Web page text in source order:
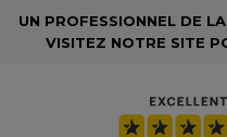
UN PROFESSIONNEL DE
VISITEZ NOTRE SITE